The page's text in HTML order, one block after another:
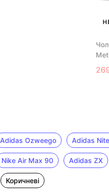
Adidas Ozweego Adidas
Nike Air Max 90 Adidas ZX
Коричневі